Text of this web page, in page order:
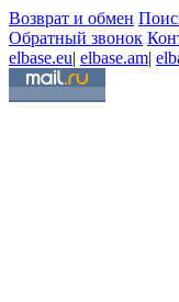
Возврат и обмен
Обратный звонок
elbase.eu| elbase.am|